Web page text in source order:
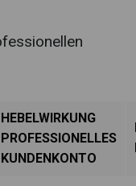
HEBELWIRKUNG
PROFESSIONELLES
KUNDENKONTO